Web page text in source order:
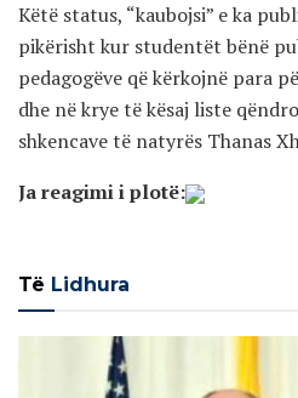
Këtë status, “kaubojsi” e ka
pikërisht kur studentët bënë
pedagogëve që kërkojnë para
dhe në krye të kësaj liste
shkencave të natyrës Thanas
Ja reagimi i plotë:
Të Lidhura